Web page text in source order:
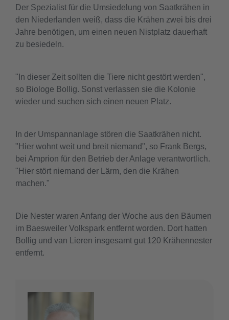
Der Spezialist für die Umsiedelung von Saatkrähen in
den Niederlanden weiß, dass die Krähen zwei bis drei
Jahre benötigen, um einen neuen Nistplatz dauerhaft
zu besiedeln.
"In dieser Zeit sollten die Tiere nicht gestört werden",
so Biologe Bollig. Sonst verlassen sie die Kolonie
wieder und suchen sich einen neuen Platz.
In der Umspannanlage stören die Saatkrähen nicht.
"Hier wohnt weit und breit niemand", so Frank Bergs,
bei Amprion für den Betrieb der Anlage verantwortlich.
"Hier stört niemand der Lärm, den die Krähen
machen."
Die Nester waren Anfang der Woche aus den Bäumen
im Baesweiler Volkspark entfernt worden. Dort hatten
Bollig und van Lieren insgesamt gut 120 Krähennester
entfernt.